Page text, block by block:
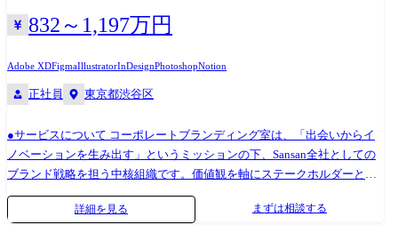
832～1,197万円
Adobe XDFigmaIllustratorInDesignPhotoshopNotion
正社員 東京都渋谷区
●サービスについて コーポレートブランディング室は、「出会いからイ
ノベーションを生み出す」というミッションの下、Sansan全社としての
ブランド戦略を担う中核組織です。価値観を軸にステークホルダーと共
に歩み、一貫性のあるブランドコミュニケーションを実現しています。
●組織のミッション Sansanのカタチを基盤として、コーポレートブラン
詳細を見る まずは相談する